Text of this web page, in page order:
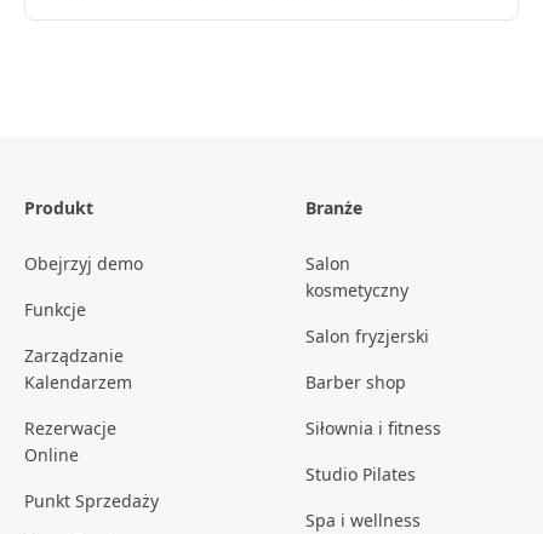
Produkt
Obejrzyj demo
Funkcje
Zarządzanie
Kalendarzem
Rezerwacje
Online
Punkt Sprzedaży
Branże
Salon
kosmetyczny
Salon fryzjerski
Barber shop
Siłownia i fitness
Studio Pilates
Spa i wellness